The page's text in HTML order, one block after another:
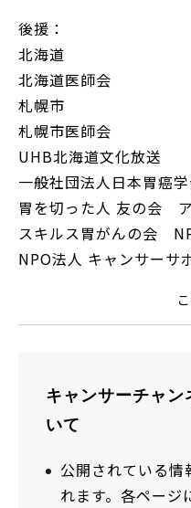
後援：
北海道
北海道医師会
札幌市
札幌市医師会
UHB北海道文化放送
一般社団法人日本胃癌
胃を切った人 友の会
スキルス胃がんの会
NPO法人 キャンサーサ
キャンサーチャ
いて
公開されている情
れます。各ページ